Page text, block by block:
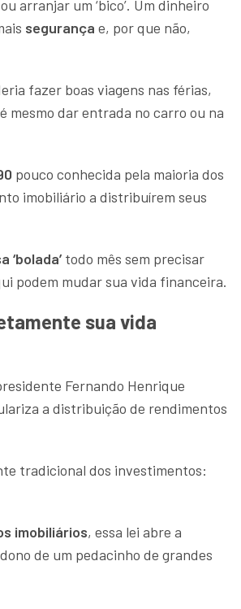
arranjar um ‘bico’. Um dinheiro
segurança e, por que não,
fazer boas viagens nas férias,
mesmo dar entrada no carro ou na
pouco conhecida pela maioria dos
imobiliário a distribuírem seus
‘bolada’ todo mês sem precisar
podem mudar sua vida financeira.
sua vida
Fernando Henrique
a distribuição de rendimentos
tradicional dos investimentos:
imobiliários, essa lei abre a
de um pedacinho de grandes